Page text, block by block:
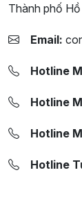
Thành phố
Email:
Hotline
Hotline
Hotline
Hotline